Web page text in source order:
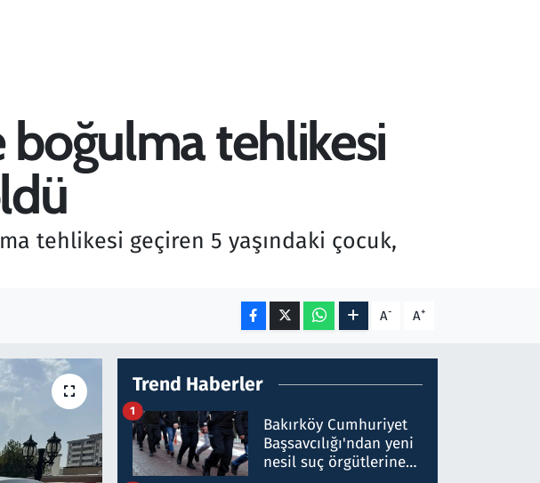
tehlikesi
tehlikesi geçiren 5 yaşındaki çocuk,
A- A+
Trend Haberler
Bakırköy Cumhuriyet
Başsavcılığı'ndan yeni
nesil suç örgütlerine
1